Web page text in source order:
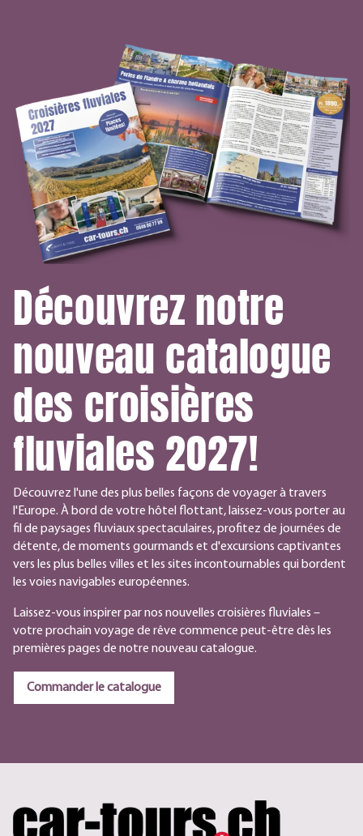
Découvrez notre
nouveau catalogue
des croisières
fluviales 2027!
Découvrez l'une des plus belles façons de voyager à travers
l'Europe. À bord de votre hôtel flottant, laissez-vous porter au
fil de paysages fluviaux spectaculaires, profitez de journées de
détente, de moments gourmands et d'excursions captivantes
vers les plus belles villes et les sites incontournables qui bordent
les voies navigables européennes.
Laissez-vous inspirer par nos nouvelles croisières fluviales –
votre prochain voyage de rêve commence peut-être dès les
premières pages de notre nouveau catalogue.
Commander le catalogue